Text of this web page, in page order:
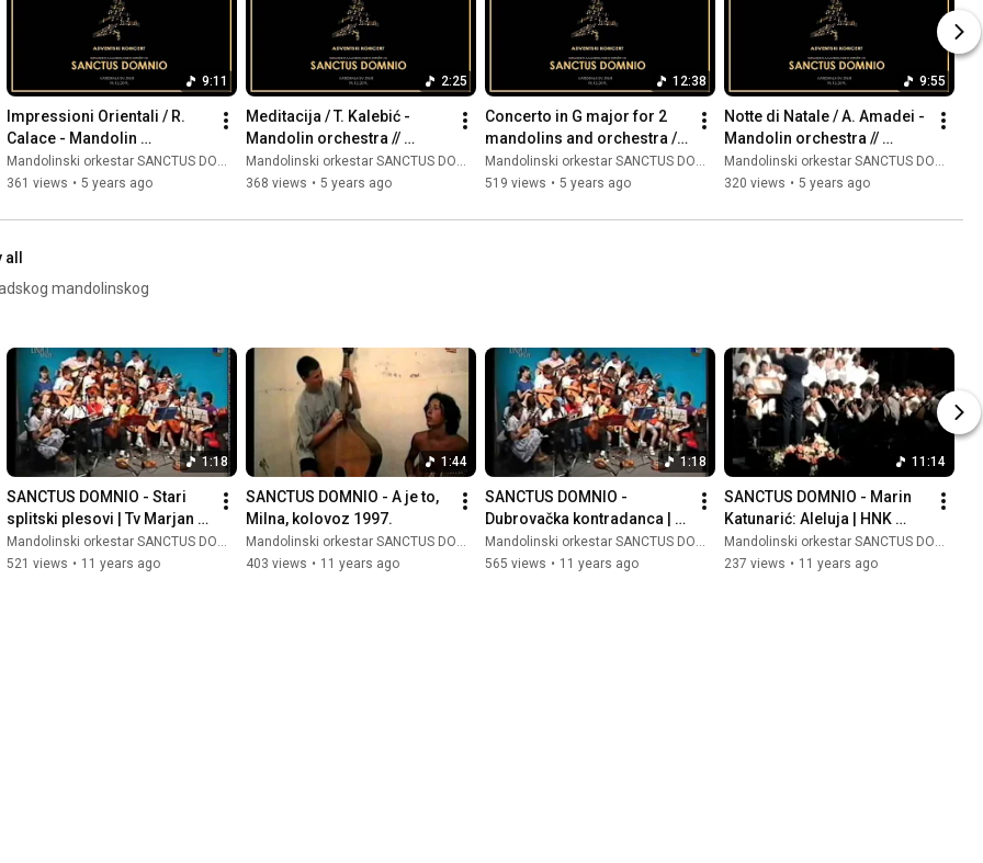
Kalebić Dirigent: Vladimir Lukas
9:11
Impressioni Orientali / R.
Calace - Mandolin
orchestra // SANCTUS
DOMNIO //
Mandolinski orkestar SANCTUS DOMNIO
361 views • 5 years ago
2:25
Meditacija / T. Kalebić -
Mandolin orchestra //
SANCTUS DOMNIO //
Mandolinski orkestar SANCTUS DOMNIO
368 views • 5 years ago
12:38
Concerto in G major for 2
mandolins and orchestra /
A. Vivaldi - Mandolin
orchestra /SANCTUS
Mandolinski orkestar SANCTUS DOMNIO
519 views • 5 years ago
9:55
Notte di Natale / A. Amadei -
Mandolin orchestra //
SANCTUS DOMNIO //
Mandolinski orkestar SANCTUS DOMNIO
320 views • 5 years ago
all
1:18
SANCTUS DOMNIO - Stari
splitski plesovi | Tv Marjan |
Veseli magazin, 1991.
Mandolinski orkestar SANCTUS DOMNIO
521 views • 11 years ago
1:44
SANCTUS DOMNIO - A je to,
Milna, kolovoz 1997.
Mandolinski orkestar SANCTUS DOMNIO
403 views • 11 years ago
1:18
SANCTUS DOMNIO -
Dubrovačka kontradanca |
Tv Marjan | Veseli magazin,
1991.
Mandolinski orkestar SANCTUS DOMNIO
565 views • 11 years ago
11:14
SANCTUS DOMNIO - Marin
Katunarić: Aleluja | HNK
Split, 1995.
Mandolinski orkestar SANCTUS DOMNIO
237 views • 11 years ago